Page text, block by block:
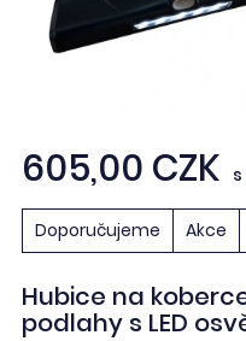
605,00 CZK s
Doporučujeme Akce
Hubice na
podlahy s LED